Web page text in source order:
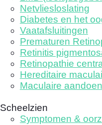
Netvliesloslating
Diabetes en het
Vaatafsluitingen
Prematuren
Retinitis
Retinopathie
Hereditaire
Maculaire
Scheelzien
Symptomen &